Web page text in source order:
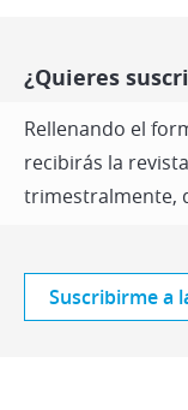
¿Quieres
Rellenando el
recibirás la
trimestralmente,
Suscribirme a